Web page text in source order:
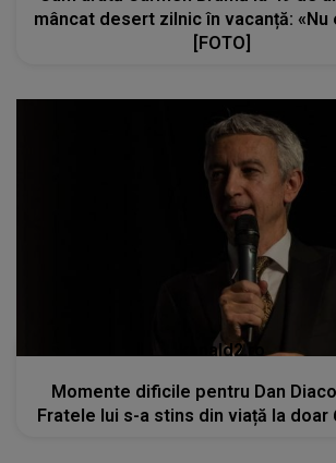
mâncat desert zilnic în vacanță: «Nu
[FOTO]
kanald2.ro
Momente dificile pentru Dan
Fratele lui s-a stins din viață la doar